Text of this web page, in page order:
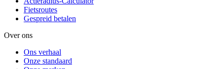
Fietsroutes
Gespreid betalen
Over ons
Ons verhaal
Onze standaard